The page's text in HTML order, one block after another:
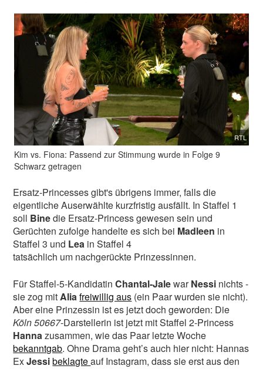
RTL
Kim vs. Fiona: Passend zur Stimmung wurde in Folge 9
Schwarz getragen
Ersatz-Princesses gibt's übrigens immer, falls die
eigentliche Auserwählte kurzfristig ausfällt. In Staffel 1
soll Binedie Ersatz-Princess gewesen sein und
Gerüchten zufolge handelte es sich bei Madleen in
Staffel 3 und Lea in Staffel 4
tatsächlich um nachgerückte Prinzessinnen.
Für Staffel-5-KandidatinChantal-JalewarNessi nichts -
sie zog mitAliafreiwillig aus (ein Paar wurden sie nicht).
Aber eine Prinzessin ist es jetzt doch geworden: Die
Köln 50667-Darstellerin ist jetzt mit Staffel 2-Princess
Hannazusammen, wie das Paar letzte Woche
bekanntgab. Ohne Drama geht’s auch hier nicht: Hannas
ExJessibeklagteauf Instagram, dass sie erst aus den